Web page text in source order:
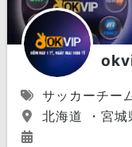
サッカーチー
北海道 ・宮